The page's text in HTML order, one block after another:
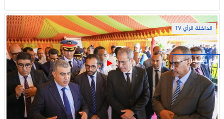
الداخلة الرأي TV
جار التحميل ...